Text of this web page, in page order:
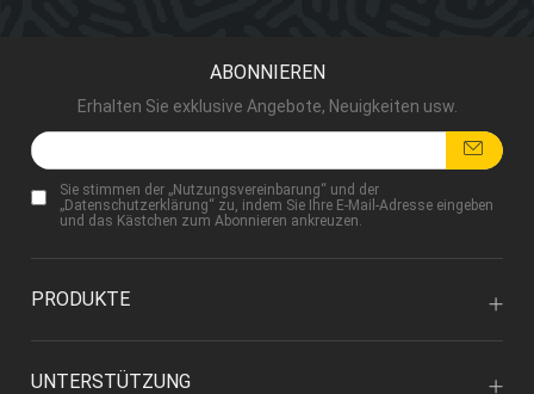
ABONNIEREN
Erhalten Sie exklusive Angebote, Neuigkeiten usw.
Sie stimmen der „Nutzungsvereinbarung“ und der
„Datenschutzerklärung“ zu, indem Sie Ihre E-Mail-Adresse eingeben
und das Kästchen zum Abonnieren ankreuzen.
PRODUKTE
UNTERSTÜTZUNG